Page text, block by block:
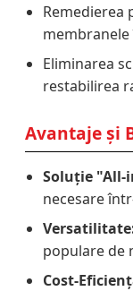
Remedierea
Eliminarea
restabilirea
Avantaje și
Soluție "All-
necesare
populare de
Cost-